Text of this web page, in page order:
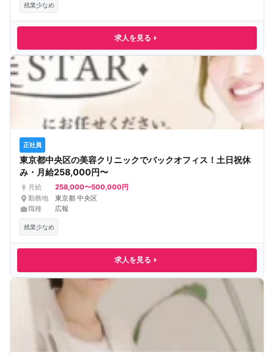
残業少なめ
求人を見る
正社員
東京都中央区の美容クリニックでバックオフィス！土日祝休
み・月給258,000円〜
月給 258,000〜500,000円
勤務地
東京都 中央区
職種
広報
残業少なめ
求人を見る